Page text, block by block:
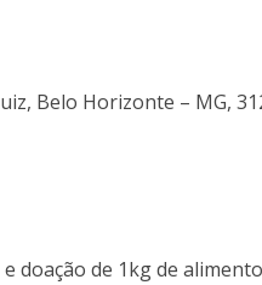
Belo Horizonte – MG,
doação de 1kg de